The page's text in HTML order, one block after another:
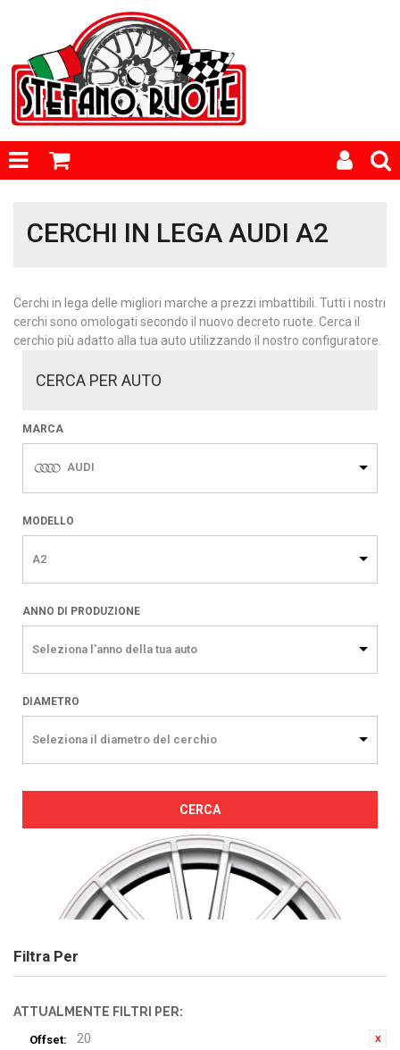
CERCHI IN LEGA AUDI A2
Cerchi in lega delle migliori marche a prezzi imbattibili. Tutti i nostri
cerchi sono omologati secondo il nuovo decreto ruote. Cerca il
cerchio più adatto alla tua auto utilizzando il nostro configuratore.
CERCA PER AUTO
MARCA
AUDI
MODELLO
A2
ANNO DI PRODUZIONE
Seleziona l'anno della tua auto
DIAMETRO
Seleziona il diametro del cerchio
CERCA
Filtra Per
ATTUALMENTE FILTRI PER:
Offset:
20